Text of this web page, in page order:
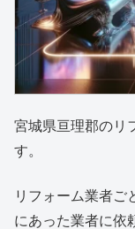
宮城県亘理郡のリ
す。
リフォーム業者ご
にあった業者に依